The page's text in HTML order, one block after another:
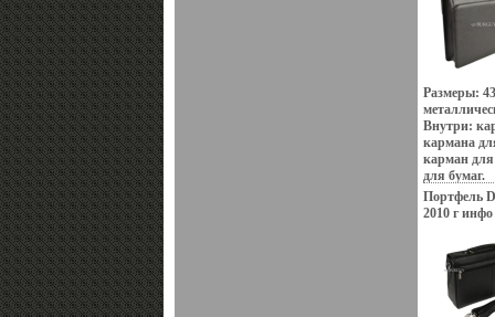
Размеры:
Внутри:
кармана
карман
для бумаг.
Портфель
2010 г инфо